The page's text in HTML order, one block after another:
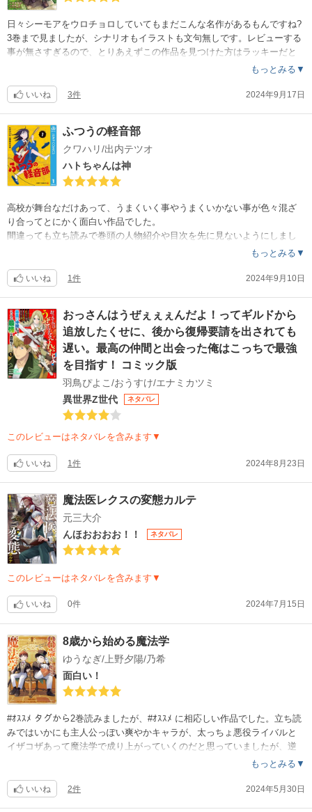
だけの一般人のチートスキル一発で解呪出来る理不尽さもグッドでした
ね）
日々シーモアをウロチョロしていてもまだこんな名作があるもんですね?
3巻まで見ましたが、シナリオもイラストも文句無しです。レビューする
事が無さすぎるので、とりあえずこの作品を見つけた方はラッキーだと
もっとみる▼
いいね 3件 2024年9月17日
ふつうの軽音部
クワハリ/出内テツオ
ハトちゃんは神
高校が舞台なだけあって、うまくいく事やうまくいかない事が色々混ざ
り合ってとにかく面白い作品でした。
間違っても立ち読みで巻頭の人物紹介や目次を先に見ないようにしまし
もっとみる▼
いいね 1件 2024年9月10日
おっさんはうぜぇぇぇんだよ！ってギルドから
追放したくせに、後から復帰要請を出されても
遅い。最高の仲間と出会った俺はこっちで最強
を目指す！ コミック版
羽鳥ぴよこ/おうすけ/エナミカツミ
異世界Z世代
ネタバレ
このレビューはネタバレを含みます▼
いいね 1件 2024年8月23日
魔法医レクスの変態カルテ
元三大介
んほおおおお！！
ネタバレ
このレビューはネタバレを含みます▼
いいね 0件 2024年7月15日
8歳から始める魔法学
ゆうなぎ/上野夕陽/乃希
面白い！
#ｵｽｽﾒ タグから2巻読みましたが、#ｵｽｽﾒ に相応しい作品でした。立ち読
みではいかにも主人公っぽい爽やかキャラが、太っちょ悪役ライバルと
イザコザあって魔法学で成り上がっていくのだと思っていましたが、逆
ケに成り上がっていくストーリーでした。
もっとみる▼
いいね 2件 2024年5月30日